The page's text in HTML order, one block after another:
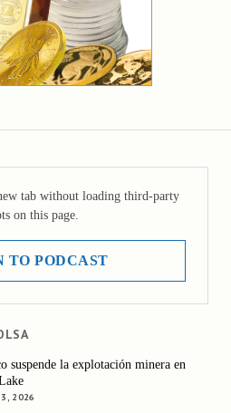
tab without loading third-party
on this page.
TO PODCAST
suspende la explotación minera en
2026